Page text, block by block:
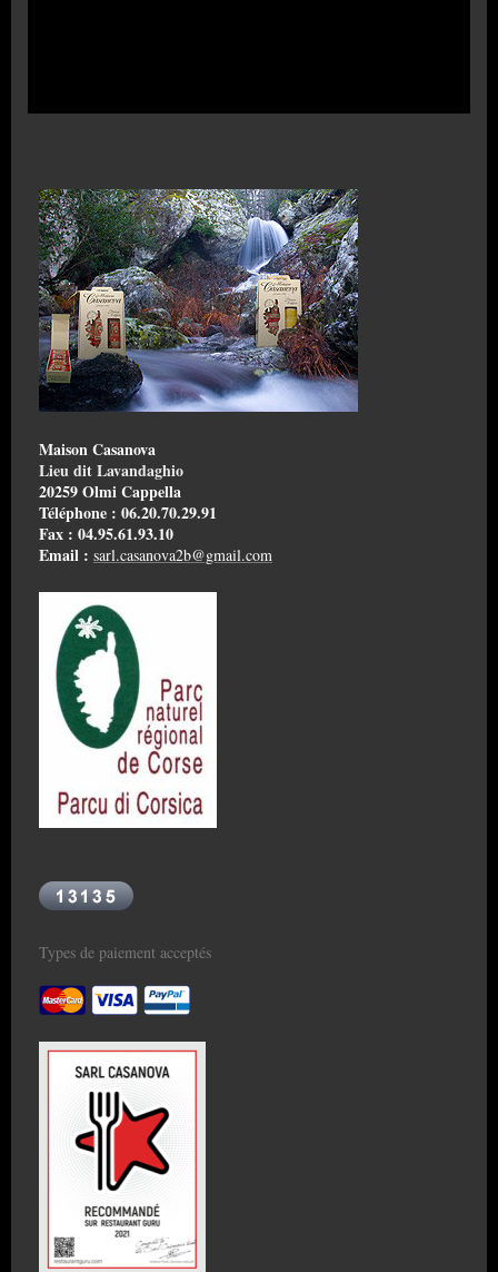
Maison Casanova
Lieu dit Lavandaghio
20259 Olmi Cappella
Téléphone : 06.20.70.29.91
Fax : 04.95.61.93.10
Email : sarl.casanova2b@gmail.com
Types de paiement acceptés